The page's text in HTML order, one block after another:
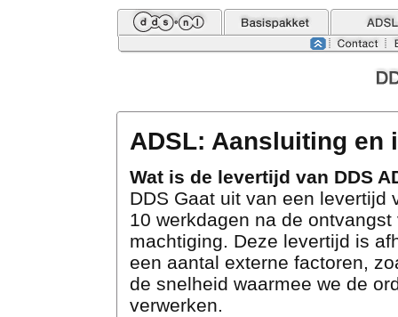
ADSL: Aansluiting en
Wat is de levertijd van DDS
DDS Gaat uit van een levertijd
10 werkdagen na de ontvangst
machtiging. Deze levertijd is
een aantal externe factoren,
de snelheid waarmee we de
verwerken.